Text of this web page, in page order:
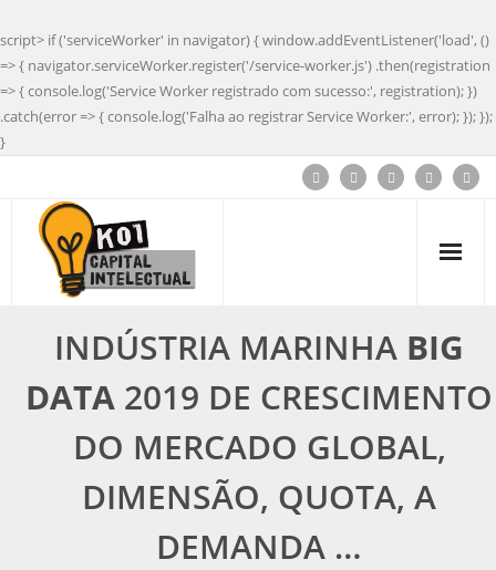
script> if ('serviceWorker' in navigator) { window.addEventListener('load', ()
=> { navigator.serviceWorker.register('/service-worker.js') .then(registration
=> { console.log('Service Worker registrado com sucesso:', registration); })
.catch(error => { console.log('Falha ao registrar Service Worker:', error); }); });
}
INDÚSTRIA MARINHA BIG
DATA 2019 DE CRESCIMENTO
DO MERCADO GLOBAL,
DIMENSÃO, QUOTA, A
DEMANDA …